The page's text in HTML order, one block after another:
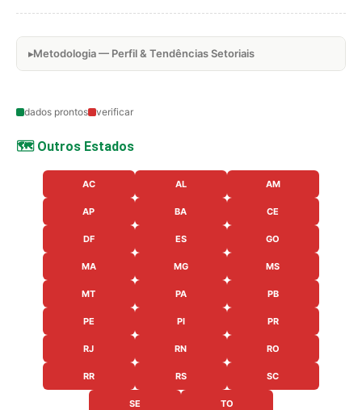
Metodologia — Perfil & Tendências Setoriais
dados prontos verificar
🗺️ Outros Estados
AC AL AM
AP BA CE
DF ES GO
MA MG MS
MT PA PB
PE PI PR
RJ RN RO
RR RS SC
SE TO